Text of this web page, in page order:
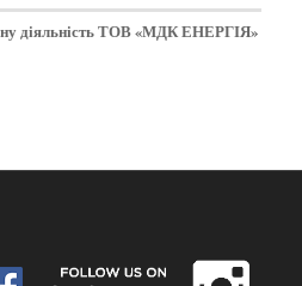
діяльність ТОВ «МДК ЕНЕРГІЯ»